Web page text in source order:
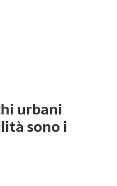
urbani
sono i